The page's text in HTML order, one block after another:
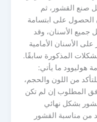
صنع القشور، ثم
الحصول على ابتسامة
جميع الأسنان، وقد
الأسنان الأمامية
المذكورة سابقًا.
ما يأتي:
من اللون والحجم،
المطلوب إن لم تكن
بشكل نهائي
من مناسبة القشور